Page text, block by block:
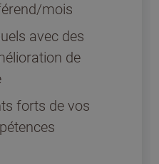
mois
avec des
de
forts de vos